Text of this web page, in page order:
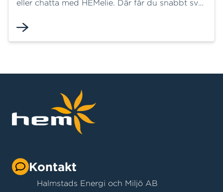
eller chatta med HEMelie. Där får du snabbt svar
direkt. Behöver du mer hjälp finns vi här för dig.
Kontakt
Halmstads Energi och Miljö AB